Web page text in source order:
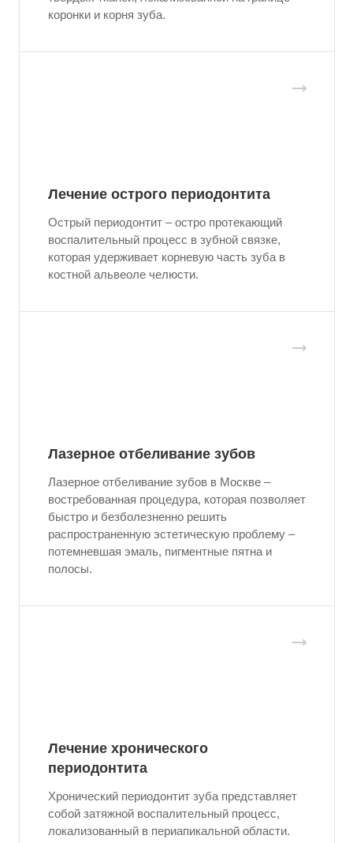
коронки и корня зуба.
Лечение острого периодонтита
Острый периодонтит – остро протекающий
воспалительный процесс в зубной связке,
которая удерживает корневую часть зуба в
костной альвеоле челюсти.
Лазерное отбеливание зубов
Лазерное отбеливание зубов в Москве –
востребованная процедура, которая позволяет
быстро и безболезненно решить
распространенную эстетическую проблему –
потемневшая эмаль, пигментные пятна и
полосы.
Лечение хронического
периодонтита
Хронический периодонтит зуба представляет
собой затяжной воспалительный процесс,
локализованный в периапикальной области.